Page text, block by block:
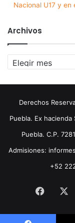
Nacional U17 y en
Archivos
Archivos
Derechos
Puebla. Ex
Puebla. C.P.
Admisiones:
+52